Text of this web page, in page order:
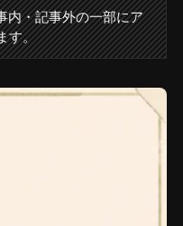
内・記事外の一部にア
す。